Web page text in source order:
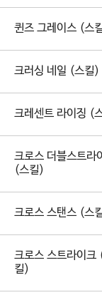
퀸즈 그레이스 (스
크러싱 네일 (스킬)
크레센트 라이징 (
크로스 더블스트라
(스킬)
크로스 스탠스 (스
크로스 스트라이크
킬)